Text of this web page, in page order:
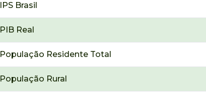
IPS Brasil
PIB Real
População Residente Total
População Rural